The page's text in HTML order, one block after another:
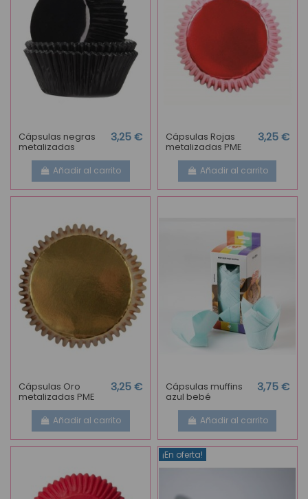
Cápsulas negras
metalizadas
3,25 €
Añadir al carrito
Cápsulas Rojas
metalizadas PME
3,25 €
Añadir al carrito
Cápsulas Oro
metalizadas PME
3,25 €
Añadir al carrito
Cápsulas muffins
azul bebé
3,75 €
Añadir al carrito
¡En oferta!